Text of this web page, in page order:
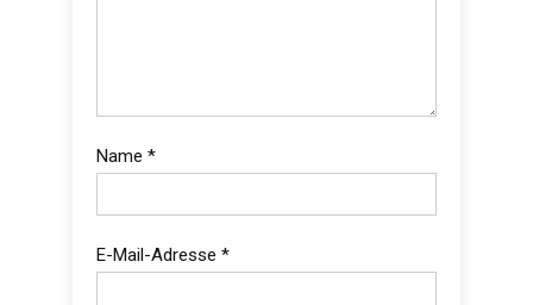
Name *
E-Mail-Adresse *